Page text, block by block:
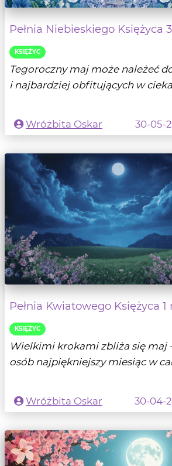
Pełnia Niebieskiego Księżyca
KSIĘŻYC
Tegoroczny maj może należeć
i najbardziej obfitujących w
Wróżbita Oskar
30-05-
Pełnia Kwiatowego Księżyca 1
KSIĘŻYC
Wielkimi krokami zbliża się maj
osób najpiękniejszy miesiąc w
Wróżbita Oskar
30-04-